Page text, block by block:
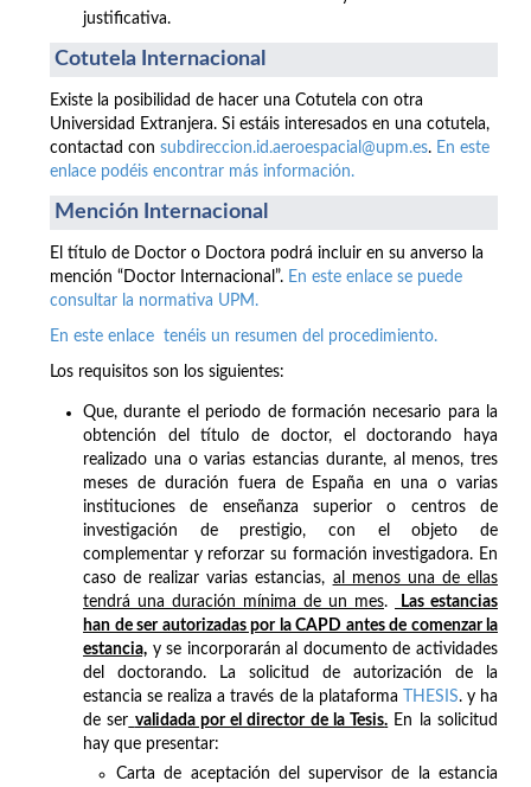
justificativa.
Cotutela Internacional
Existe la posibilidad de hacer una Cotutela con otra
Universidad Extranjera. Si estáis interesados en una cotutela,
contactad con subdireccion.id.aeroespacial@upm.es. En este
enlace podéis encontrar más información.
Mención Internacional
El título de Doctor o Doctora podrá incluir en su anverso la
mención “Doctor Internacional”. En este enlace se puede
consultar la normativa UPM.
En este enlace tenéis un resumen del procedimiento.
Los requisitos son los siguientes:
Que, durante el periodo de formación necesario para la
obtención del título de doctor, el doctorando haya
realizado una o varias estancias durante, al menos, tres
meses de duración fuera de España en una o varias
instituciones de enseñanza superior o centros de
investigación de prestigio, con el objeto de
complementar y reforzar su formación investigadora. En
caso de realizar varias estancias, al menos una de ellas
tendrá una duración mínima de un mes.
Las estancias
han de ser autorizadas por la CAPD antes de comenzar la
estancia, y se incorporarán al documento de actividades
del doctorando. La solicitud de autorización de la
estancia se realiza a través de la plataforma
THESIS. y ha
de ser validada por el director de la Tesis. En la solicitud
hay que presentar:
Carta de aceptación del supervisor de la estancia